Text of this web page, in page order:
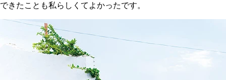
できたことも私らしくてよかったです。